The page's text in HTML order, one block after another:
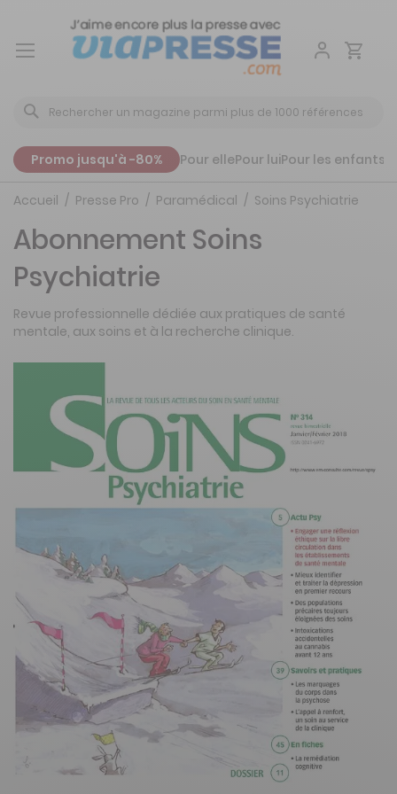
Aller
Promo jusqu'à -80% Pour ellePour luiPour les enfants
Accueil Presse Pro Paramédical Soins Psychiatrie
Abonnement Soins
Psychiatrie
Revue professionnelle dédiée aux pratiques de santé
mentale, aux soins et à la recherche clinique.